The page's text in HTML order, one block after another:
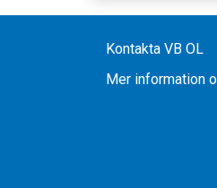
Kontakta VB OL
Mer information